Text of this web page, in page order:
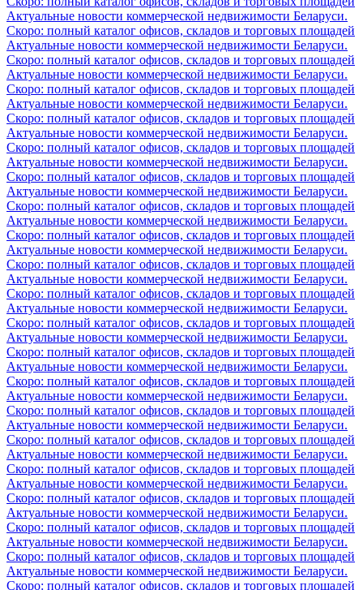
Актуальные новости коммерческой недвижимости Беларуси.
Скоро: полный каталог офисов, складов и торговых площадей
Актуальные новости коммерческой недвижимости Беларуси.
Скоро: полный каталог офисов, складов и торговых площадей
Актуальные новости коммерческой недвижимости Беларуси.
Скоро: полный каталог офисов, складов и торговых площадей
Актуальные новости коммерческой недвижимости Беларуси.
Скоро: полный каталог офисов, складов и торговых площадей
Актуальные новости коммерческой недвижимости Беларуси.
Скоро: полный каталог офисов, складов и торговых площадей
Актуальные новости коммерческой недвижимости Беларуси.
Скоро: полный каталог офисов, складов и торговых площадей
Актуальные новости коммерческой недвижимости Беларуси.
Скоро: полный каталог офисов, складов и торговых площадей
Актуальные новости коммерческой недвижимости Беларуси.
Скоро: полный каталог офисов, складов и торговых площадей
Актуальные новости коммерческой недвижимости Беларуси.
Скоро: полный каталог офисов, складов и торговых площадей
Актуальные новости коммерческой недвижимости Беларуси.
Скоро: полный каталог офисов, складов и торговых площадей
Актуальные новости коммерческой недвижимости Беларуси.
Скоро: полный каталог офисов, складов и торговых площадей
Актуальные новости коммерческой недвижимости Беларуси.
Скоро: полный каталог офисов, складов и торговых площадей
Актуальные новости коммерческой недвижимости Беларуси.
Скоро: полный каталог офисов, складов и торговых площадей
Актуальные новости коммерческой недвижимости Беларуси.
Скоро: полный каталог офисов, складов и торговых площадей
Актуальные новости коммерческой недвижимости Беларуси.
Скоро: полный каталог офисов, складов и торговых площадей
Актуальные новости коммерческой недвижимости Беларуси.
Скоро: полный каталог офисов, складов и торговых площадей
Актуальные новости коммерческой недвижимости Беларуси.
Скоро: полный каталог офисов, складов и торговых площадей
Актуальные новости коммерческой недвижимости Беларуси.
Скоро: полный каталог офисов, складов и торговых площадей
Актуальные новости коммерческой недвижимости Беларуси.
Скоро: полный каталог офисов, складов и торговых площадей
Актуальные новости коммерческой недвижимости Беларуси.
Скоро: полный каталог офисов, складов и торговых площадей